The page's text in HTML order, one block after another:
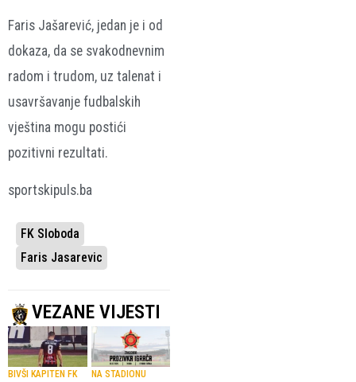
Faris Jašarević, jedan je i od
dokaza, da se svakodnevnim
radom i trudom, uz talenat i
usavršavanje fudbalskih
vještina mogu postići
pozitivni rezultati.
sportskipuls.ba
FK Sloboda
Faris Jasarevic
VEZANE VIJESTI
BIVŠI KAPITEN FK
NA STADIONU